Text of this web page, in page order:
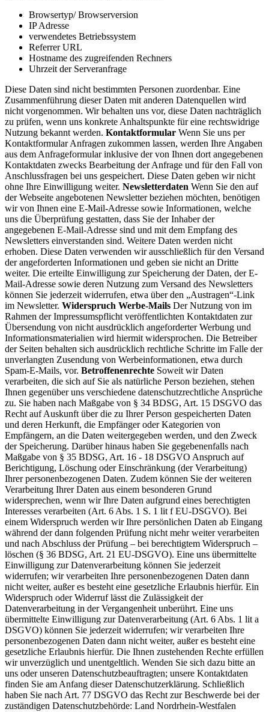
Browsertyp/ Browserversion
IP Adresse
verwendetes Betriebssystem
Referrer URL
Hostname des zugreifenden Rechners
Uhrzeit der Serveranfrage
Diese Daten sind nicht bestimmten Personen zuordenbar. Eine
Zusammenführung dieser Daten mit anderen Datenquellen wird
nicht vorgenommen. Wir behalten uns vor, diese Daten nachträglich
zu prüfen, wenn uns konkrete Anhaltspunkte für eine rechtswidrige
Nutzung bekannt werden. Kontaktformular Wenn Sie uns per
Kontaktformular Anfragen zukommen lassen, werden Ihre Angaben
aus dem Anfrageformular inklusive der von Ihnen dort angegebenen
Kontaktdaten zwecks Bearbeitung der Anfrage und für den Fall von
Anschlussfragen bei uns gespeichert. Diese Daten geben wir nicht
ohne Ihre Einwilligung weiter. Newsletterdaten Wenn Sie den auf
der Webseite angebotenen Newsletter beziehen möchten, benötigen
wir von Ihnen eine E-Mail-Adresse sowie Informationen, welche
uns die Überprüfung gestatten, dass Sie der Inhaber der
angegebenen E-Mail-Adresse sind und mit dem Empfang des
Newsletters einverstanden sind. Weitere Daten werden nicht
erhoben. Diese Daten verwenden wir ausschließlich für den Versand
der angeforderten Informationen und geben sie nicht an Dritte
weiter. Die erteilte Einwilligung zur Speicherung der Daten, der E-
Mail-Adresse sowie deren Nutzung zum Versand des Newsletters
können Sie jederzeit widerrufen, etwa über den „Austragen“-Link
im Newsletter. Widerspruch Werbe-Mails Der Nutzung von im
Rahmen der Impressumspflicht veröffentlichten Kontaktdaten zur
Übersendung von nicht ausdrücklich angeforderter Werbung und
Informationsmaterialien wird hiermit widersprochen. Die Betreiber
der Seiten behalten sich ausdrücklich rechtliche Schritte im Falle der
unverlangten Zusendung von Werbeinformationen, etwa durch
Spam-E-Mails, vor. Betroffenenrechte Soweit wir Daten
verarbeiten, die sich auf Sie als natürliche Person beziehen, stehen
Ihnen gegenüber uns verschiedene datenschutzrechtliche Ansprüche
zu. Sie haben nach Maßgabe von § 34 BDSG, Art. 15 DSGVO das
Recht auf Auskunft über die zu Ihrer Person gespeicherten Daten
und deren Herkunft, die Empfänger oder Kategorien von
Empfängern, an die Daten weitergegeben werden, und den Zweck
der Speicherung. Darüber hinaus haben Sie gegebenenfalls nach
Maßgabe von § 35 BDSG, Art. 16 - 18 DSGVO Anspruch auf
Berichtigung, Löschung oder Einschränkung (der Verarbeitung)
Ihrer personenbezogenen Daten. Zudem können Sie der weiteren
Verarbeitung Ihrer Daten aus einem besonderen Grund
widersprechen, wenn wir Ihre Daten aufgrund eines berechtigten
Interesses verarbeiten (Art. 6 Abs. 1 S. 1 lit f EU-DSGVO). Bei
einem Widerspruch werden wir Ihre persönlichen Daten ab Eingang
während der dann folgenden Prüfung nicht mehr weiter verarbeiten
und nach Abschluss der Prüfung – bei berechtigtem Widerspruch –
löschen (§ 36 BDSG, Art. 21 EU-DSGVO). Eine uns übermittelte
Einwilligung zur Datenverarbeitung können Sie jederzeit
widerrufen; wir verarbeiten Ihre personenbezogenen Daten dann
nicht weiter, außer es besteht eine gesetzliche Erlaubnis hierfür. Ein
Widerspruch oder Widerruf lässt die Zulässigkeit der
Datenverarbeitung in der Vergangenheit unberührt. Eine uns
übermittelte Einwilligung zur Datenverarbeitung (Art. 6 Abs. 1 lit a
DSGVO) können Sie jederzeit widerrufen; wir verarbeiten Ihre
personenbezogenen Daten dann nicht weiter, außer es besteht eine
gesetzliche Erlaubnis hierfür. Die Ihnen zustehenden Rechte erfüllen
wir unverzüglich und unentgeltlich. Wenden Sie sich dazu bitte an
uns oder unseren Datenschutzbeauftragten; unsere Kontaktdaten
finden Sie am Anfang dieser Datenschutzerklärung. Schließlich
haben Sie nach Art. 77 DSGVO das Recht zur Beschwerde bei der
zuständigen Datenschutzbehörde: Land Nordrhein-Westfalen